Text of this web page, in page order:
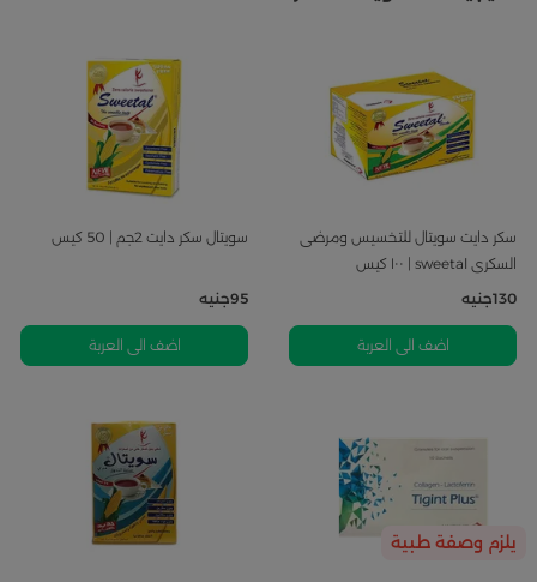
سكر دايت سويتال للتخسيس ومرضى
السكرى sweetal | ١٠٠ كيس
130جنيه
اضف الى العربة
سويتال سكر دايت 2جم | 50 كيس
95جنيه
اضف الى العربة
يلزم وصفة طبية